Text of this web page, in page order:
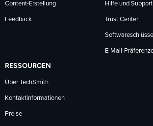
Content-Erstellung
Feedback
Hilfe und Support
Trust Center
Softwareschlüssel
E-Mail-
RESSOURCEN
Über TechSmith
Kontaktinformationen
Preise